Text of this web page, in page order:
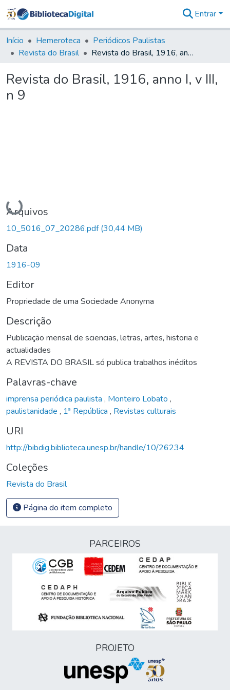
&
Coleções
Tudo na
Digital
Entrar
Início Hemeroteca
Periódicos Paulistas
Revista do Brasil
Revista do Brasil, 1916, anno I, v III, n 9
Revista do Brasil, 1916, anno I, v III,
n 9
Carregando...
Arquivos
10_5016_07_20286.pdf(30,44 MB)
Data
1916-09
Editor
Propriedade de uma Sociedade Anonyma
Descrição
Publicação mensal de sciencias, letras, artes, historia e
actualidades
A REVISTA DO BRASIL só publica trabalhos inéditos
Palavras-chave
imprensa periódica paulista , Monteiro Lobato ,
paulistanidade , 1ª República , Revistas culturais
URI
http://bibdig.biblioteca.unesp.br/handle/10/26234
Coleções
Revista do Brasil
Página do item completo
PARCEIROS
PROJETO